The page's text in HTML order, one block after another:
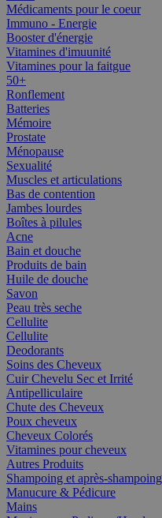
Médicaments pour le coeur
Immuno - Energie
Booster d'énergie
Vitamines d'imuunité
Vitamines pour la faitgue
50+
Ronflement
Batteries
Mémoire
Prostate
Ménopause
Sexualité
Muscles et articulations
Bas de contention
Jambes lourdes
Boîtes à pilules
Acne
Bain et douche
Produits de bain
Huile de douche
Savon
Peau très seche
Cellulite
Cellulite
Deodorants
Soins des Cheveux
Cuir Chevelu Sec et Irrité
Antipelliculaire
Chute des Cheveux
Poux cheveux
Cheveux Colorés
Vitamines pour cheveux
Autres Produits
Shampoing et après-shampoing
Manucure & Pédicure
Mains